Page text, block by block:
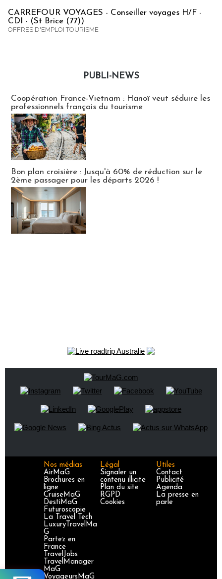
CARREFOUR VOYAGES - Conseiller voyages H/F -
CDI - (St Brice (77))
OFFRES D'EMPLOI TOURISME
PUBLI-NEWS
Coopération France-Vietnam : Hanoï veut séduire les
professionnels français du tourisme
Bon plan croisière : Jusqu'à 60% de réduction sur le
2ème passager pour les départs 2026 !
Nos médias
AirMaG
Brochures en
ligne
CruiseMaG
DestiMaG
Futuroscopie
La Travel Tech
LuxuryTravelMa
G
Partez en
France
TravelJobs
TravelManager
MaG
VoyageursMaG
Légal
Signaler un
contenu illicite
Plan du site
RGPD
Cookies
Utiles
Contact
Publicité
Agenda
La presse en
parle